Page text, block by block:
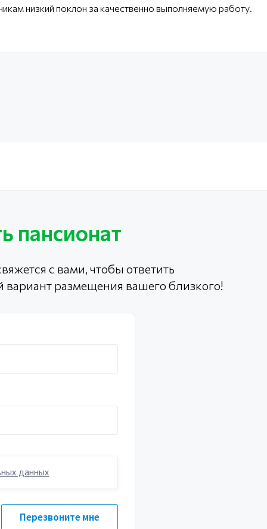
низкий поклон за качественно выполняемую работу.
пансионат
с вами, чтобы ответить
размещения вашего близкого!